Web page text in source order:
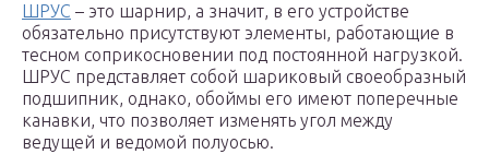
ШРУС – это шарнир, а значит, в его устройстве
обязательно присутствуют элементы, работающие в
тесном соприкосновении под постоянной нагрузкой.
ШРУС представляет собой шариковый своеобразный
подшипник, однако, обоймы его имеют поперечные
канавки, что позволяет изменять угол между
ведущей и ведомой полуосью.